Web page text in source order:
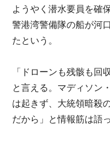
ようやく潜水要員を確
警港湾警備隊の船が河
たという。
「ドローンも残骸も
と言える。マディソン
は起きず、大統領暗殺
だから」と情報筋は語っ